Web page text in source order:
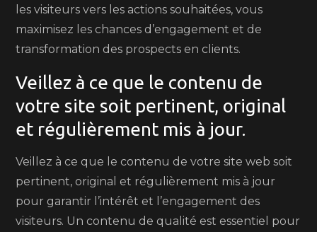
les visiteurs vers les actions souhaitées, vous
maximisez les chances d’engagement et de
transformation des prospects en clients.
Veillez à ce que le contenu de
votre site soit pertinent, original
et régulièrement mis à jour.
Veillez à ce que le contenu de votre site web soit
pertinent, original et régulièrement mis à jour
pour garantir l’intérêt et l’engagement des
visiteurs. Un contenu de qualité est essentiel pour